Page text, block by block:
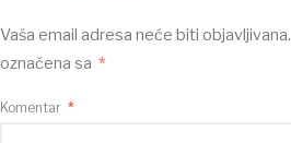
Vaša email adresa neće biti objavljivana.
označena sa *
Komentar *